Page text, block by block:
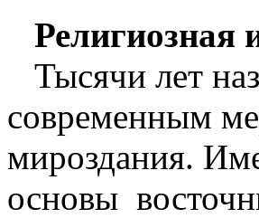
Религиозная
Тысячи лет
современным
мироздания.
основы